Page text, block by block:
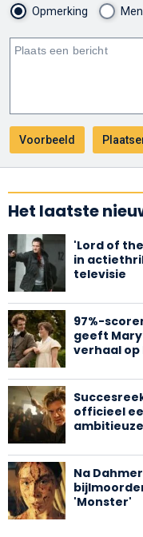
Opmerking
Het laatste
'Lord of
in
televisie
97%-
geeft
verhaal op
officieel
Na
'Monster'